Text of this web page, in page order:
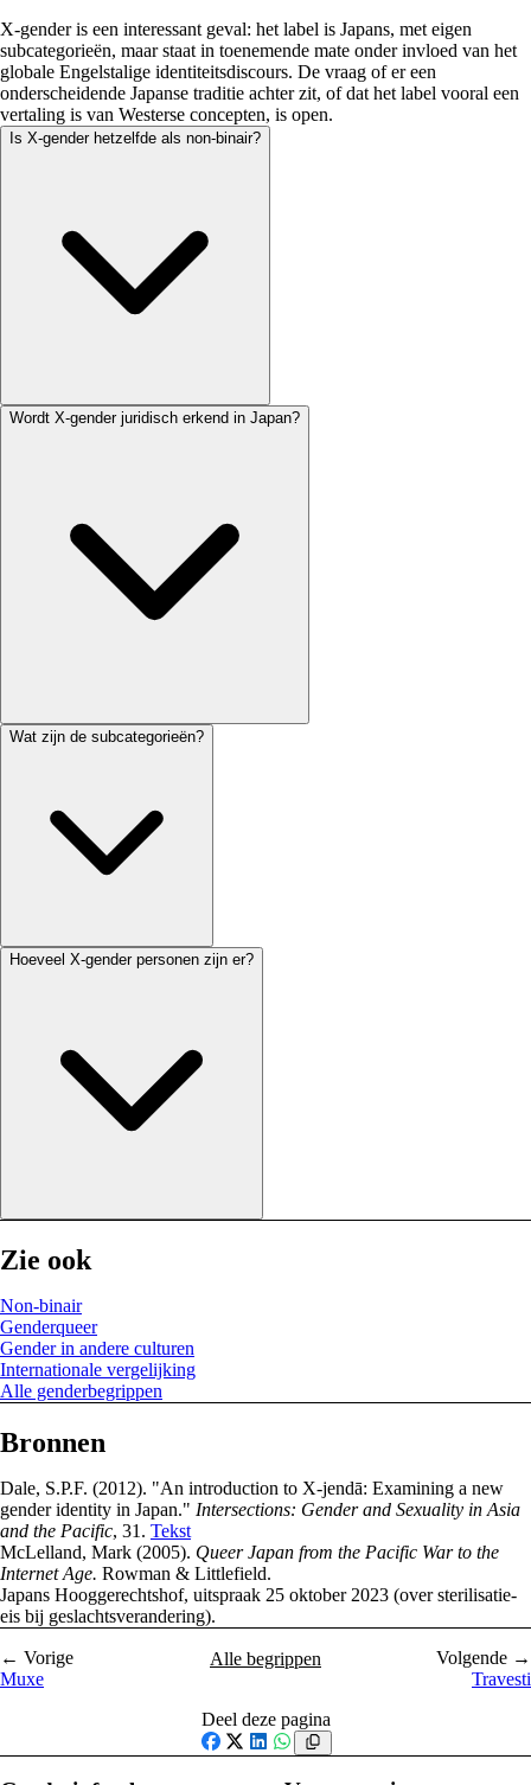
X-gender is een interessant geval: het label is Japans, met eigen
subcategorieën, maar staat in toenemende mate onder invloed van het
globale Engelstalige identiteitsdiscours. De vraag of er een
onderscheidende Japanse traditie achter zit, of dat het label vooral een
vertaling is van Westerse concepten, is open.
Is X-gender hetzelfde als non-binair?
Wordt X-gender juridisch erkend in Japan?
Wat zijn de subcategorieën?
Hoeveel X-gender personen zijn er?
Zie ook
Non-binair
Genderqueer
Gender in andere culturen
Internationale vergelijking
Alle genderbegrippen
Bronnen
Dale, S.P.F. (2012). "An introduction to X-jendā: Examining a new
gender identity in Japan." Intersections: Gender and Sexuality in Asia
and the Pacific, 31. Tekst
McLelland, Mark (2005). Queer Japan from the Pacific War to the
Internet Age. Rowman & Littlefield.
Japans Hooggerechtshof, uitspraak 25 oktober 2023 (over sterilisatie-
eis bij geslachtsverandering).
← Vorige
Muxe
Alle begrippen
Volgende →
Travesti
Deel deze pagina
Facebook
X LinkedIn
WhatsApp